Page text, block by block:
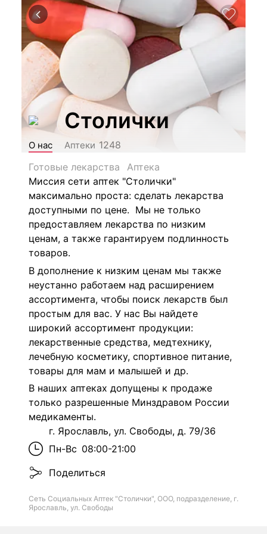
Столички
О нас Аптеки 1248
Готовые лекарства
Аптека
Миссия сети аптек "Столички"
максимально проста: сделать лекарства
доступными по цене. Мы не только
предоставляем лекарства по низким
ценам, а также гарантируем подлинность
товаров.
В дополнение к низким ценам мы также
неустанно работаем над расширением
ассортимента, чтобы поиск лекарств был
простым для вас. У нас Вы найдете
широкий ассортимент продукции:
лекарственные средства, медтехнику,
лечебную косметику, спортивное питание,
товары для мам и малышей и др.
В наших аптеках допущены к продаже
только разрешенные Минздравом России
медикаменты.
г. Ярославль, ул. Свободы, д. 79/36
Пн-Вс 08:00-21:00
Поделиться
Сеть Социальных Аптек "Столички", ООО, подразделение, г.
Ярославль, ул. Свободы